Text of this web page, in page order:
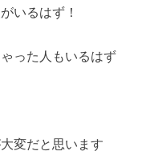
いるはず！
った人もいるはず
変だと思います